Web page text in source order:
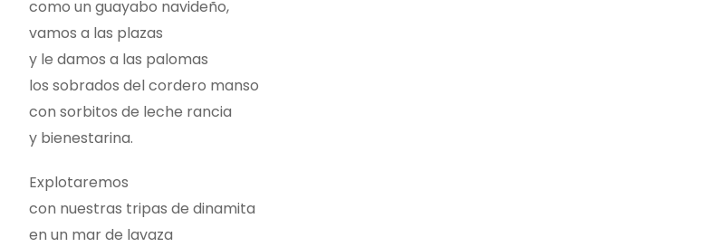
como un guayabo navideño,
vamos a las plazas
y le damos a las palomas
los sobrados del cordero manso
con sorbitos de leche rancia
y bienestarina.
Explotaremos
con nuestras tripas de dinamita
en un mar de lavaza